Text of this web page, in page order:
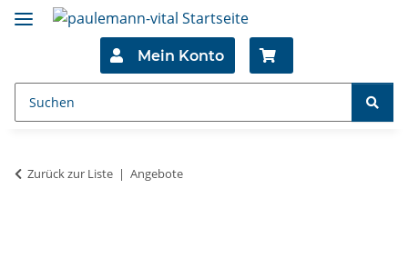
Mein Konto
Zurück zur Liste Angebote